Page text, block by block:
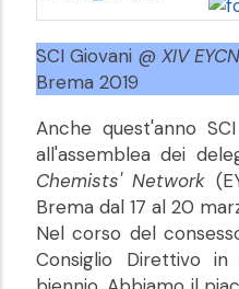
SCI Giovani @ XIV
Brema 2019
Anche quest'anno
all'assemblea dei
Chemists' Network
Brema dal 17 al 20
Nel corso del
Consiglio Direttivo